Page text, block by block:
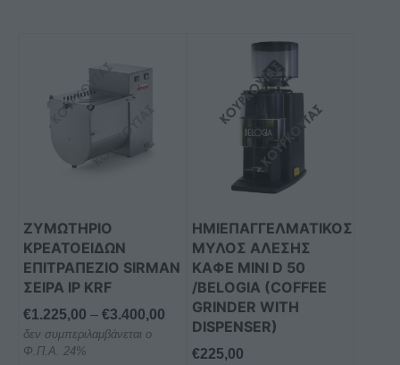
ΖΥΜΩΤΗΡΙΟ
ΚΡΕΑΤΟΕΙΔΩΝ
ΕΠΙΤΡΑΠΕΖΙΟ SIRMAN
ΣΕΙΡΑ IP KRF
€1.225,00 – €3.400,00 Price
range:
€1.225,00
δεν συμπεριλαμβάνεται ο
Φ.Π.Α. 24%
πολλαπλές
μπορούν
να
επιλεγούν
στη
σελίδα
του
προϊόντος
ΗΜΙΕΠΑΓΓΕΛΜΑΤΙΚΟΣ
ΜΥΛΟΣ ΑΛΕΣΗΣ
ΚΑΦΕ MINI D 50
/BELOGIA (COFFEE
GRINDER WITH
DISPENSER)
€225,00